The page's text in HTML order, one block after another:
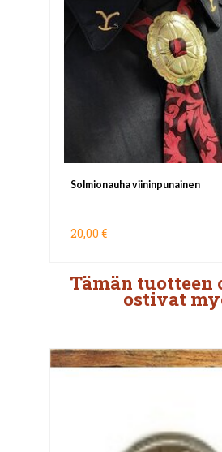
Solmionauha viininpunainen
20,00 €
Tämän tuotteen
ostivat